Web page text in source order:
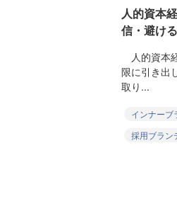
人的資本
信・避け
人的資本
限に引き出
取り...
インナーブ
採用ブラン